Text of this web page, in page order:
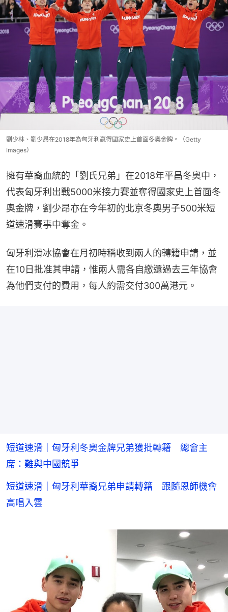
劉少林、劉少昂在2018年為匈牙利贏得國家史上首面冬奧金牌。（Getty
Images）
擁有華裔血統的「劉氏兄弟」在2018年平昌冬奧中，
代表匈牙利出戰5000米接力賽並奪得國家史上首面冬
奧金牌，劉少昂亦在今年初的北京冬奧男子500米短
道速滑賽事中奪金。
匈牙利滑冰協會在月初時稱收到兩人的轉籍申請，並
在10日批准其申請，惟兩人需各自繳還過去三年協會
為他們支付的費用，每人約需交付300萬港元。
短道速滑｜匈牙利冬奧金牌兄弟獲批轉籍 總會主
席：難與中國競爭
短道速滑｜匈牙利華裔兄弟申請轉籍 跟隨恩師機會
高唱入雲